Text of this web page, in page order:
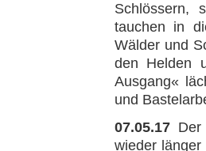
Schlössern,
tauchen in
Wälder und
den Helden
Ausgang«
und
07.05.17
wieder